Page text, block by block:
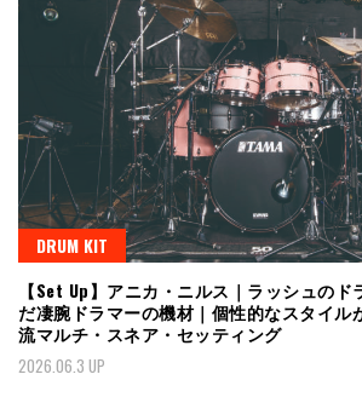
DRUM KIT
【Set Up】アニカ・ニルス｜ラッシュの
だ凄腕ドラマーの機材｜個性的なスタイル
流マルチ・スネア・セッティング
2026.06.3 UP